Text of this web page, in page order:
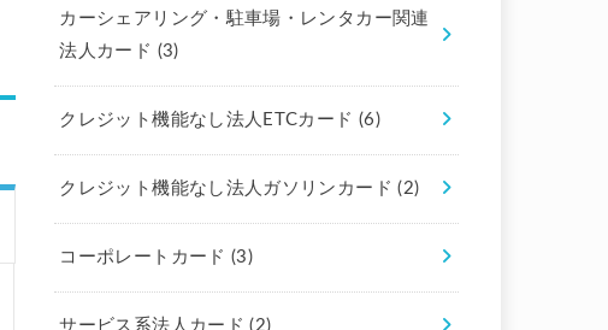
カーシェアリング・駐車場・レンタカー関連
法人カード (3)
クレジット機能なし法人ETCカード (6)
クレジット機能なし法人ガソリンカード(2)
コーポレートカード (3)
サービス系法人カード(2)